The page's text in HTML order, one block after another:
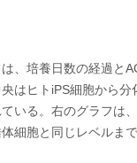
、培養日数の経過と
はヒトiPS細胞から
いる。右のグラフは
細胞と同じレベルま